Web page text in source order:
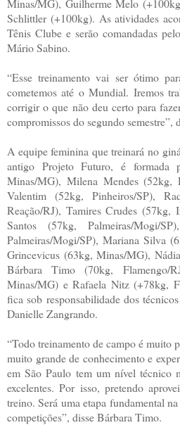
Schlittler (+100kg). As atividades
Tênis Clube e serão comandadas
Mário Sabino.
“Esse treinamento vai ser ótimo
cometemos até o Mundial. Iremos
corrigir o que não deu certo para
compromissos do segundo semestre”,
A equipe feminina que treinará no
antigo Projeto Futuro, é formada
Minas/MG), Milena Mendes (52kg,
Valentim (52kg, Pinheiros/SP),
Reação/RJ), Tamires Crudes (57kg,
Santos (57kg, Palmeiras/Mogi/
Palmeiras/Mogi/SP), Mariana Silva
Grincevicus (63kg, Minas/MG),
Bárbara Timo (70kg, Flamengo/
Minas/MG) e Rafaela Nitz (+78kg,
fica sob responsabilidade dos
Danielle Zangrando.
“Todo treinamento de campo é muito
muito grande de conhecimento e
em São Paulo tem um nível técnico
excelentes. Por isso, pretendo
treino. Será uma etapa fundamental
competições”, disse Bárbara Timo.